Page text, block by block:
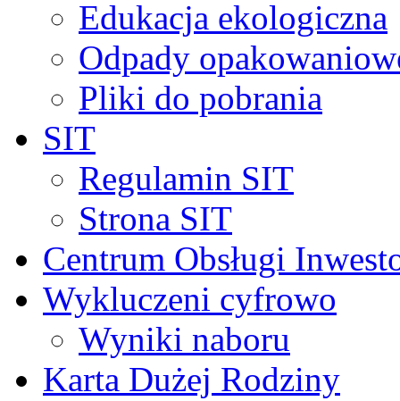
Edukacja ekologiczna
Odpady
Pliki do pobrania
SIT
Regulamin SIT
Strona SIT
Centrum Obsługi
Wykluczeni cyfrowo
Wyniki naboru
Karta Dużej Rodziny